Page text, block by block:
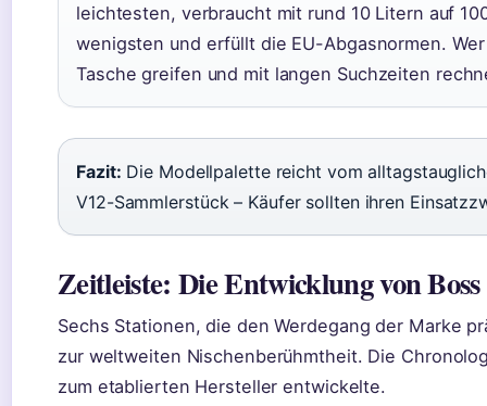
leichtesten, verbraucht mit rund 10 Litern auf
wenigsten und erfüllt die EU-Abgasnormen.
Tasche greifen und mit langen Suchzeiten
Fazit: Die Modellpalette reicht vom
V12-Sammlerstück – Käufer sollten ihren
Zeitleiste: Die Entwicklung von Boss
Sechs Stationen, die den Werdegang der Marke
zur weltweiten Nischenberühmtheit. Die
zum etablierten Hersteller entwickelte.